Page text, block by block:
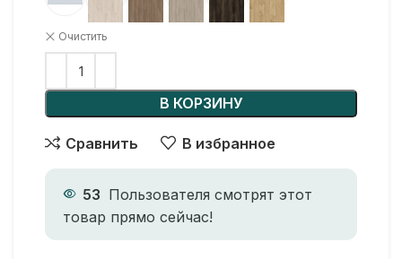
Очистить
В КОРЗИНУ
Сравнить В избранное
53 Пользователя смотрят этот
товар прямо сейчас!